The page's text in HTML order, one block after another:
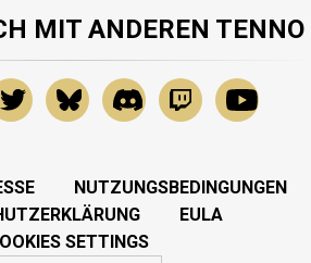
MIT ANDEREN TENNO
NUTZUNGSBEDINGUNGEN
EULA
SETTINGS